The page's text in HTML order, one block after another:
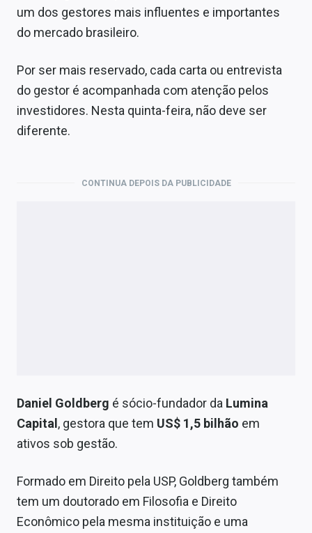
um dos gestores mais influentes e importantes
do mercado brasileiro.
Por ser mais reservado, cada carta ou entrevista
do gestor é acompanhada com atenção pelos
investidores. Nesta quinta-feira, não deve ser
diferente.
CONTINUA DEPOIS DA PUBLICIDADE
Daniel Goldberg é sócio-fundador da Lumina
Capital , gestora que tem US$ 1,5 bilhão em
ativos sob gestão.
Formado em Direito pela USP, Goldberg também
tem um doutorado em Filosofia e Direito
Econômico pela mesma instituição e uma